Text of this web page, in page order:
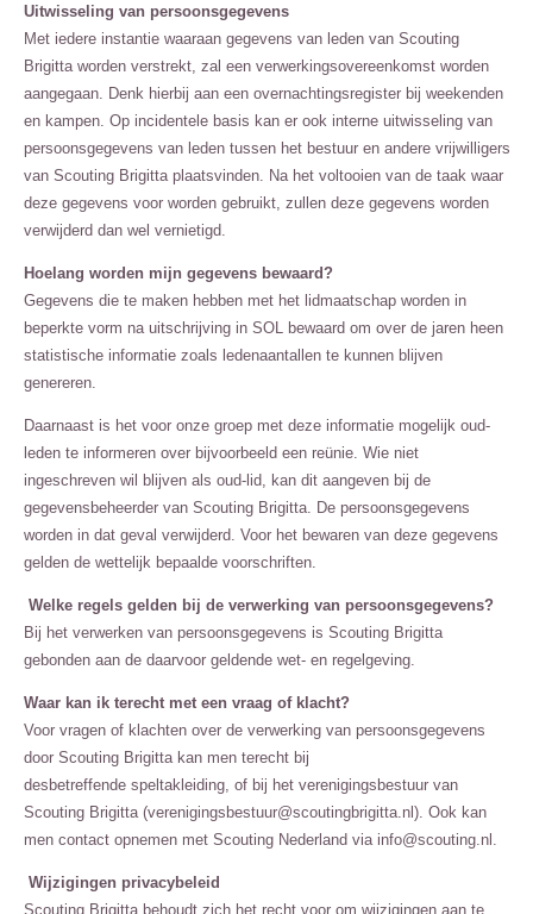
Uitwisseling van persoonsgegevens
Met iedere instantie waaraan gegevens van leden van Scouting
Brigitta worden verstrekt, zal een verwerkingsovereenkomst worden
aangegaan. Denk hierbij aan een overnachtingsregister bij weekenden
en kampen. Op incidentele basis kan er ook interne uitwisseling van
persoonsgegevens van leden tussen het bestuur en andere vrijwilligers
van Scouting Brigitta plaatsvinden. Na het voltooien van de taak waar
deze gegevens voor worden gebruikt, zullen deze gegevens worden
verwijderd dan wel vernietigd.
Hoelang worden mijn gegevens bewaard?
Gegevens die te maken hebben met het lidmaatschap worden in
beperkte vorm na uitschrijving in SOL bewaard om over de jaren heen
statistische informatie zoals ledenaantallen te kunnen blijven
genereren.
Daarnaast is het voor onze groep met deze informatie mogelijk oud-
leden te informeren over bijvoorbeeld een reünie. Wie niet
ingeschreven wil blijven als oud-lid, kan dit aangeven bij de
gegevensbeheerder van Scouting Brigitta. De persoonsgegevens
worden in dat geval verwijderd. Voor het bewaren van deze gegevens
gelden de wettelijk bepaalde voorschriften.
Welke regels gelden bij de verwerking van persoonsgegevens?
Bij het verwerken van persoonsgegevens is Scouting Brigitta
gebonden aan de daarvoor geldende wet- en regelgeving.
Waar kan ik terecht met een vraag of klacht?
Voor vragen of klachten over de verwerking van persoonsgegevens
door Scouting Brigitta kan men terecht bij
desbetreffende speltakleiding, of bij het verenigingsbestuur van
Scouting Brigitta (verenigingsbestuur@scoutingbrigitta.nl). Ook kan
men contact opnemen met Scouting Nederland via info@scouting.nl.
Wijzigingen privacybeleid
Scouting Brigitta behoudt zich het recht voor om wijzigingen aan te